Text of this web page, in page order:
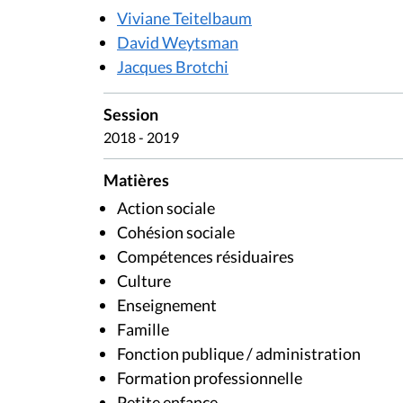
Viviane Teitelbaum
David Weytsman
Jacques Brotchi
Session
2018 - 2019
Matières
Action sociale
Cohésion sociale
Compétences résiduaires
Culture
Enseignement
Famille
Fonction publique / administration
Formation professionnelle